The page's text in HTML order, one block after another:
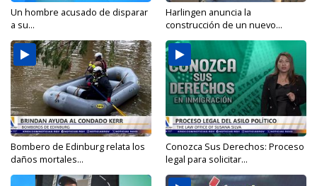
Un hombre acusado de disparar
a su...
Harlingen anuncia la
construcción de un nuevo...
Bombero de Edinburg relata los
daños mortales...
Conozca Sus Derechos: Proceso
legal para solicitar...